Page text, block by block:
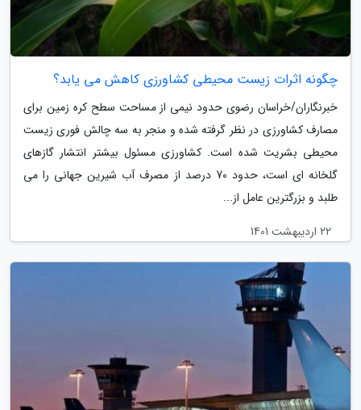
چگونه اثرات زیست محیطی کشاورزی کاهش می یابد؟
خبرنگاران/خراسان رضوی حدود نیمی از مساحت سطح کره زمین برای
مصارف کشاورزی در نظر گرفته شده و منجر به سه چالش فوری زیست
محیطی بشریت شده است. کشاورزی مسئول بیشتر انتشار گازهای
گلخانه ای است، حدود 70 درصد از مصرف آب شیرین جهانی را می
طلبد و بزرگترین عامل از...
22 اردیبهشت 1401